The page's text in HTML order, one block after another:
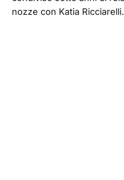
nozze con Katia Ricciarelli.